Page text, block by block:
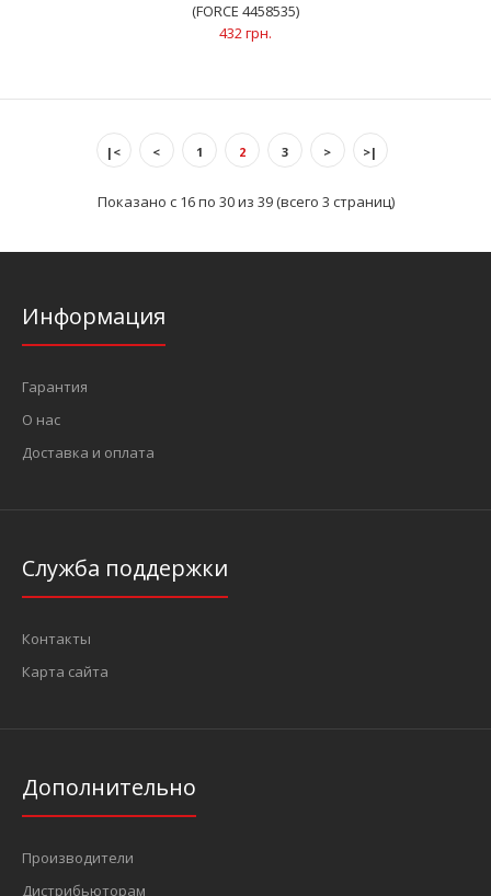
(FORCE 4458535)
432 грн.
|< < 1 2 3 > >|
Показано с 16 по 30 из 39 (всего 3 страниц)
Информация
Гарантия
О нас
Доставка и оплата
Служба поддержки
Контакты
Карта сайта
Дополнительно
Производители
Дистрибьюторам